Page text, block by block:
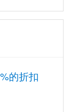
的折扣